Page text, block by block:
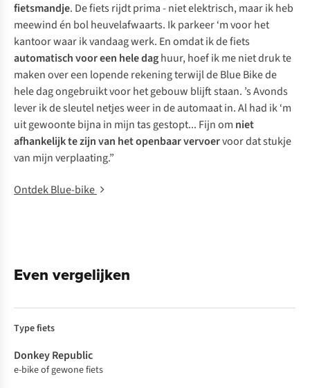
fietsmandje. De fiets rijdt prima - niet elektrisch, maar ik heb
meewind én bol heuvelafwaarts. Ik parkeer ‘m voor het
kantoor waar ik vandaag werk. En omdat ik de fiets
automatisch voor een hele daghuur, hoef ik me niet druk te
maken over een lopende rekening terwijl de Blue Bike de
hele dag ongebruikt voor het gebouw blijft staan. ’s Avonds
lever ik de sleutel netjes weer in de automaat in. Al had ik ‘m
uit gewoonte bijna in mijn tas gestopt... Fijn om niet
afhankelijk te zijn van het openbaar vervoervoor dat stukje
van mijn verplaating.”
Ontdek Blue-bike
Even vergelijken
Republ
ic
Type fiets
e-bike of gewone fiets